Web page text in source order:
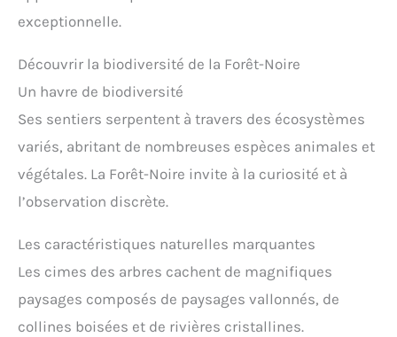
exceptionnelle.
Découvrir la biodiversité de la Forêt-Noire
Un havre de biodiversité
Ses sentiers serpentent à travers des écosystèmes
variés, abritant de nombreuses espèces animales et
végétales. La Forêt-Noire invite à la curiosité et à
l’observation discrète.
Les caractéristiques naturelles marquantes
Les cimes des arbres cachent de magnifiques
paysages composés de paysages vallonnés, de
collines boisées et de rivières cristallines.